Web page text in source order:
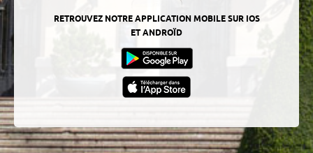
RETROUVEZ NOTRE APPLICATION MOBILE SUR IOS
ET ANDROÏD